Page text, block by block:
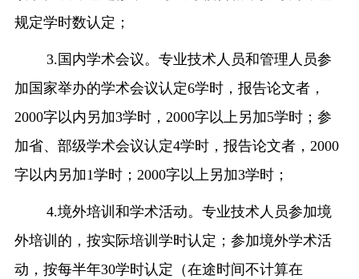
规定学时数认定；
3. 国内学术会议。专业技术人员和管理人员参
加国家举办的学术会议认定6学时，报告论文者，
2000字以内另加3学时， 2000字以上另加5学时；参
加省、部级学术会议认定4学时，报告论文者， 2000
字以内另加1学时； 2000字以上另加3学时；
4.境外培训和学术活动。专业技术人员参加境
外培训的，按实际培训学时认定；参加境外学术活
动，按每半年30学时认定（在途时间不计算在